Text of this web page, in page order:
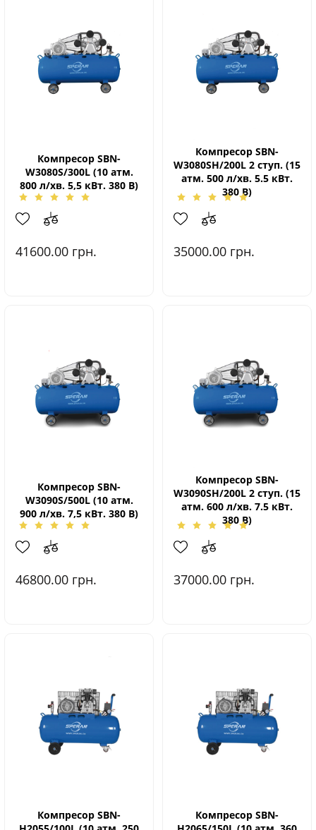
Компресор SBN-
W3080S/300L (10 атм.
800 л/хв. 5,5 кВт. 380 В)
41600.00 грн.
Компресор SBN-
W3080SH/200L 2 ступ. (15
атм. 500 л/хв. 5.5 кВт.
380 В)
35000.00 грн.
Компресор SBN-
W3090S/500L (10 атм.
900 л/хв. 7,5 кВт. 380 В)
46800.00 грн.
Компресор SBN-
W3090SH/200L 2 ступ. (15
атм. 600 л/хв. 7.5 кВт.
380 В)
37000.00 грн.
Компресор SBN-
Компресор SBN-